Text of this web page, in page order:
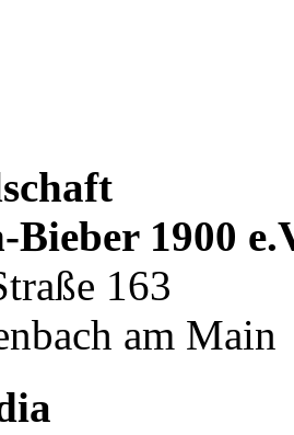
Bieber 1900
163
am Main